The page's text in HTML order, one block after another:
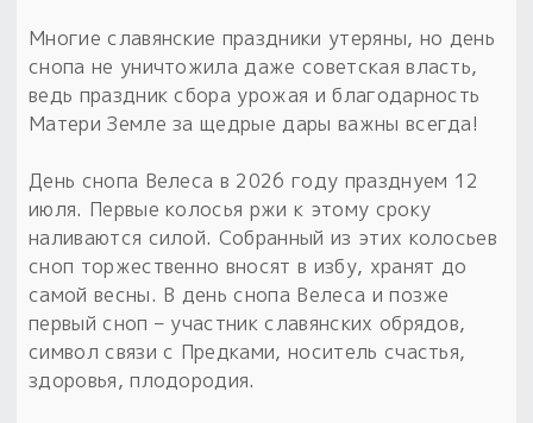
«Резы Рода. Нежиты» и «Резы
Рода.Духи-Хозяева» с колодами
толковники со значениями, раскладами,
Узнать
Пыльный сундучок
большое обновление
Многие славянские праздники утеряны, но день
снопа не уничтожила даже советская власть,
ведь праздник сбора урожая и благодарность
Матери Земле за щедрые дары важны всегда!
День снопа Велеса в 2026 году празднуем 12
июля. Первые колосья ржи к этому сроку
наливаются силой. Собранный из этих колосьев
сноп торжественно вносят в избу, хранят до
самой весны. В день снопа Велеса и позже
первый сноп – участник славянских обрядов,
символ связи с Предками, носитель счастья,
здоровья, плодородия.